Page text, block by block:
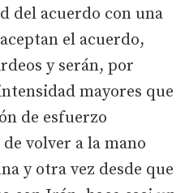
del acuerdo con una
el acuerdo,
y serán, por
mayores que
de esfuerzo
volver a la mano
y otra vez desde que